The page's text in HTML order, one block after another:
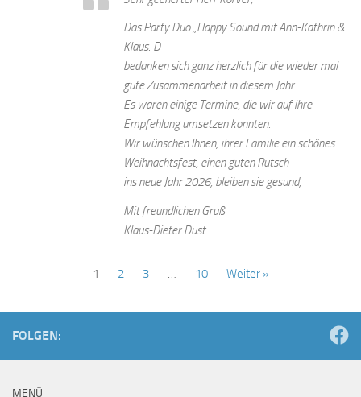
Das Party Duo „Happy Sound mit Ann-Kathrin &
Klaus. D
bedanken sich ganz herzlich für die wieder mal
gute Zusammenarbeit in diesem Jahr.
Es waren einige Termine, die wir auf ihre
Empfehlung umsetzen konnten.
Wir wünschen Ihnen, ihrer Familie ein schönes
Weihnachtsfest, einen guten Rutsch
ins neue Jahr 2026, bleiben sie gesund,
Mit freundlichen Gruß
Klaus-Dieter Dust
1 2 3 … 10 Weiter »
FOLGEN:
MENÜ